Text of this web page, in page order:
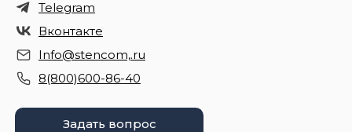
Telegram
Вконтакте
Info@stencom,.ru
8(800)600-86-40
Задать вопрос